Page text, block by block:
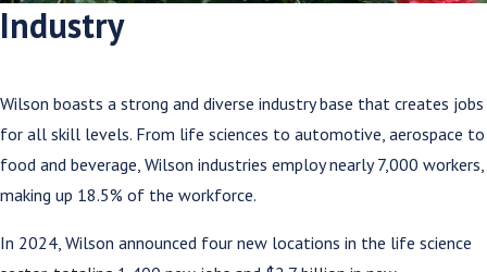
Industry
Wilson boasts a strong and diverse industry base that creates jobs
for all skill levels. From life sciences to automotive, aerospace to
food and beverage, Wilson industries employ nearly 7,000 workers,
making up 18.5% of the workforce.
In 2024, Wilson announced four new locations in the life science